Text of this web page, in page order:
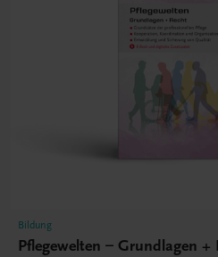
Bildung
Pflegewelten – Grundlagen +